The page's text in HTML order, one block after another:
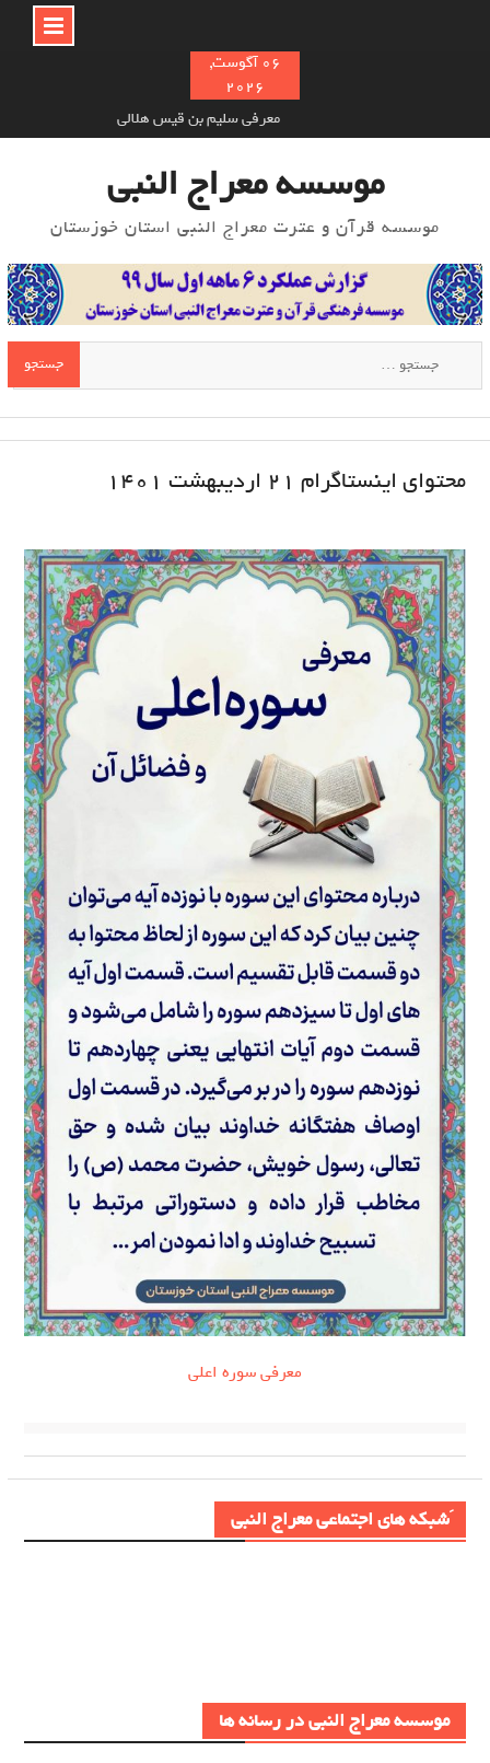
06 آگوست,
2026
معرفی سلیم بن قیس هلالی
نام‌ گذاری سوره های قرآن به چه صورت انجام شده‌است؟
خوش اخلاقی در اسلام و تأثیر آن بر دیگران
موسسه معراج النبی
موسسه قرآن و عترت معراج النبی استان خوزستان
محتوای اینستاگرام 21 اردیبهشت ۱۴۰۱
معرفی سوره اعلی
َشبکه های اجتماعی معراج النبی
موسسه معراج النبی در رسانه ها